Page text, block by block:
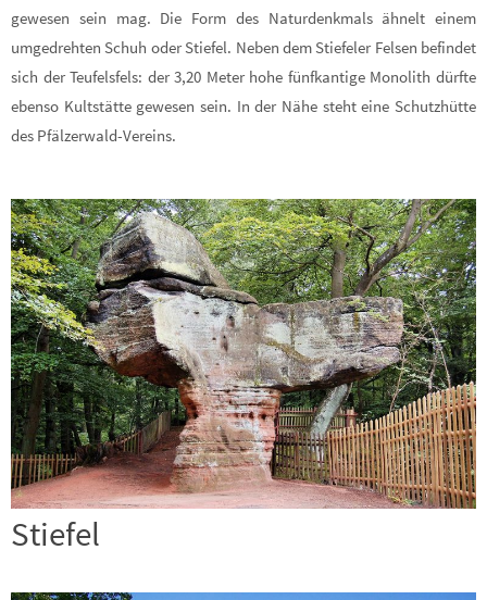
gewesen sein mag. Die Form des Naturdenkmals ähnelt einem
umgedrehten Schuh oder Stiefel. Neben dem Stiefeler Felsen befindet
sich der Teufelsfels: der 3,20 Meter hohe fünfkantige Monolith dürfte
ebenso Kultstätte gewesen sein. In der Nähe steht eine Schutzhütte
des Pfälzerwald-Vereins.
Stiefel